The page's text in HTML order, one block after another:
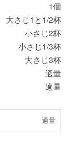
1個
大さじ1と1/2杯
小さじ2杯
小さじ1/3杯
大さじ3杯
適量
適量
適量